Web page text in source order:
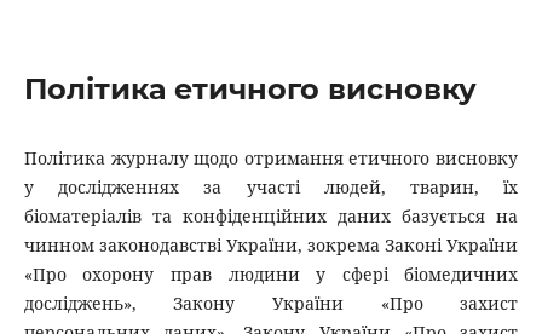
Політика етичного висновку
Політика журналу щодо отримання етичного висновку
у дослідженнях за участі людей, тварин, їх
біоматеріалів та конфіденційних даних базується на
чинном законодавстві України, зокрема Законі України
«Про охорону прав людини у сфері біомедичних
досліджень», Закону України «Про захист